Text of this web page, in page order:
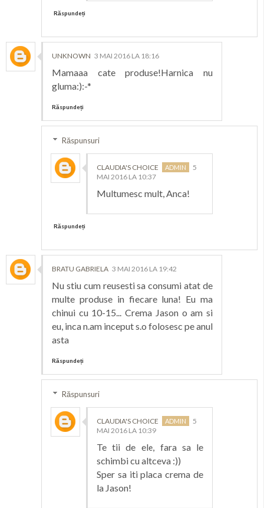
Răspundeți
UNKNOWN 3 MAI 2016 LA 18:16
Mamaaa cate produse!Harnica nu
gluma:):-*
Răspundeți
Răspunsuri
CLAUDIA'S CHOICE
5
MAI 2016 LA 10:37
Multumesc mult, Anca!
Răspundeți
BRATU GABRIELA 3 MAI 2016 LA 19:42
Nu stiu cum reusesti sa consumi atat de
multe produse in fiecare luna! Eu ma
chinui cu 10-15... Crema Jason o am si
eu, inca n.am inceput s.o folosesc pe anul
asta
Răspundeți
Răspunsuri
CLAUDIA'S CHOICE
5
MAI 2016 LA 10:39
Te tii de ele, fara sa le
schimbi cu altceva :))
Sper sa iti placa crema de
la Jason!